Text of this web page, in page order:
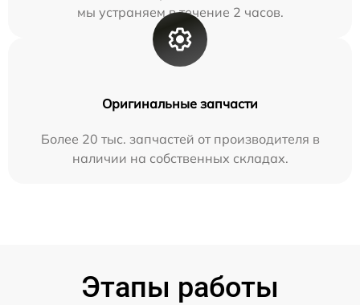
мы устраняем в течение 2 часов.
Оригинальные запчасти
Более 20 тыс. запчастей от производителя в
наличии на собственных складах.
Этапы работы